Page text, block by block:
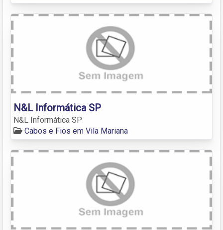
N&L Informática SP
N&L Informática SP
Cabos e Fios em Vila Mariana